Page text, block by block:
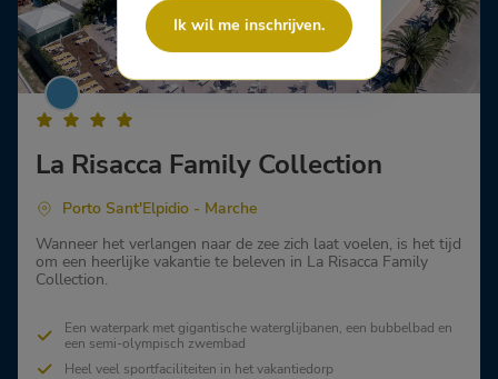
La Risacca Family Collection
Porto Sant'Elpidio - Marche
Wanneer het verlangen naar de zee zich laat voelen, is het tijd
om een heerlijke vakantie te beleven in La Risacca Family
Collection.
Een waterpark met gigantische waterglijbanen, een bubbelbad en
een semi-olympisch zwembad
Heel veel sportfaciliteiten in het vakantiedorp
Ik wil me inschrijven.